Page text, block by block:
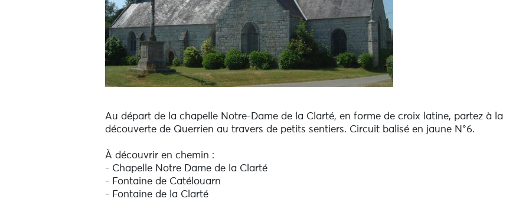
Au départ de la chapelle Notre-Dame de la Clarté, en forme de croix latine, partez à la
découverte de Querrien au travers de petits sentiers. Circuit balisé en jaune N°6.
À découvrir en chemin :
- Chapelle Notre Dame de la Clarté
- Fontaine de Catélouarn
- Fontaine de la Clarté